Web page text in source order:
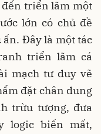
triển lãm một
lớn có chủ đề
Đây là một tác
triển lãm cá
mạch tư duy vẽ
đặt chân dung
trừu tượng, đưa
logic biến mất,